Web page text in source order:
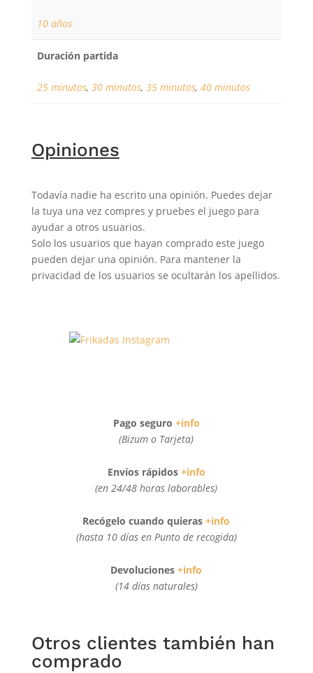
10 años
Duración partida
25 minutos, 30 minutos, 35 minutos, 40 minutos
Opiniones
Todavía nadie ha escrito una opinión. Puedes dejar
la tuya una vez compres y pruebes el juego para
ayudar a otros usuarios.
Solo los usuarios que hayan comprado este juego
pueden dejar una opinión. Para mantener la
privacidad de los usuarios se ocultarán los apellidos.
Pago seguro +info
(Bizum o Tarjeta)
Envíos rápidos +info
(en 24/48 horas laborables)
Recógelo cuando quieras+info
(hasta 10 días en Punto de recogida)
Devoluciones+info
(14 días naturales)
Otros clientes también han
comprado